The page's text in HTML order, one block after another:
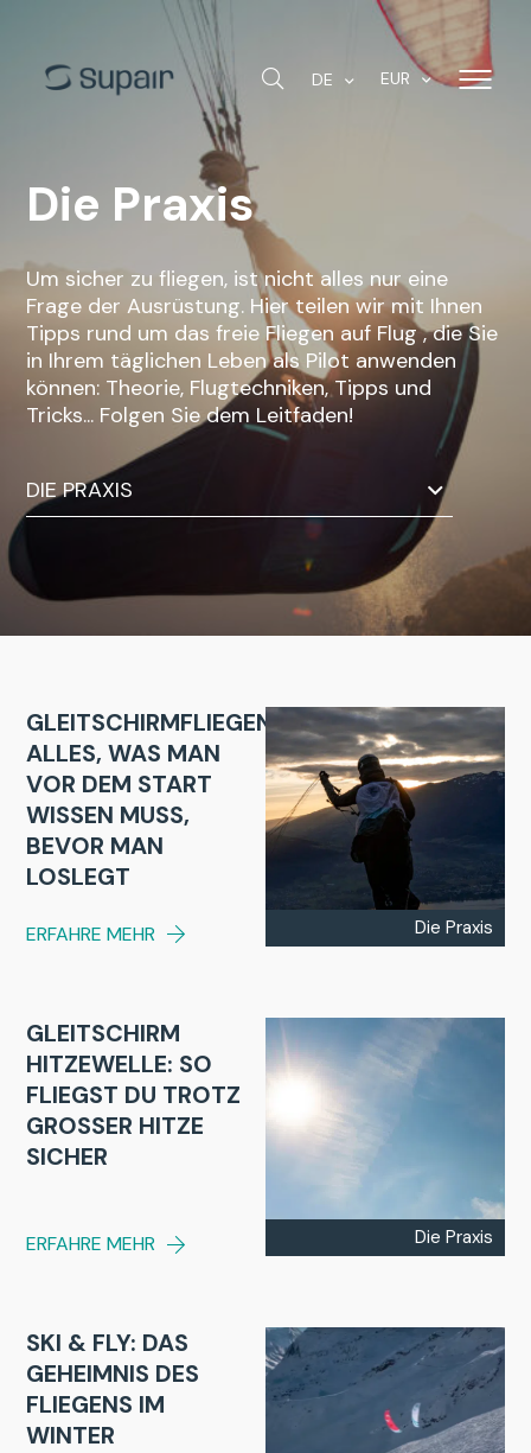
DE EUR
Die Praxis
Um sicher zu fliegen, ist nicht alles nur eine
Frage der Ausrüstung. Hier teilen wir mit Ihnen
Tipps rund um das freie Fliegen auf Flug , die Sie
in Ihrem täglichen Leben als Pilot anwenden
können: Theorie, Flugtechniken, Tipps und
Tricks... Folgen Sie dem Leitfaden!
DIE PRAXIS
GLEITSCHIRMFLIEGEN:
ALLES, WAS MAN
VOR DEM START
WISSEN MUSS,
BEVOR MAN
LOSLEGT
ERFAHRE MEHR Die Praxis
GLEITSCHIRM
HITZEWELLE: SO
FLIEGST DU TROTZ
GROSSER HITZE S
ICHER
ERFAHRE MEHR Die Praxis
SKI & FLY: DAS
GEHEIMNIS DES
FLIEGENS IM
WINTER